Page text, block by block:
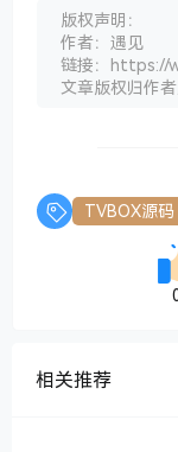
版权声明：
作者：遇见
链接：https://
文章版权归作
TVBOX源码
相关推荐